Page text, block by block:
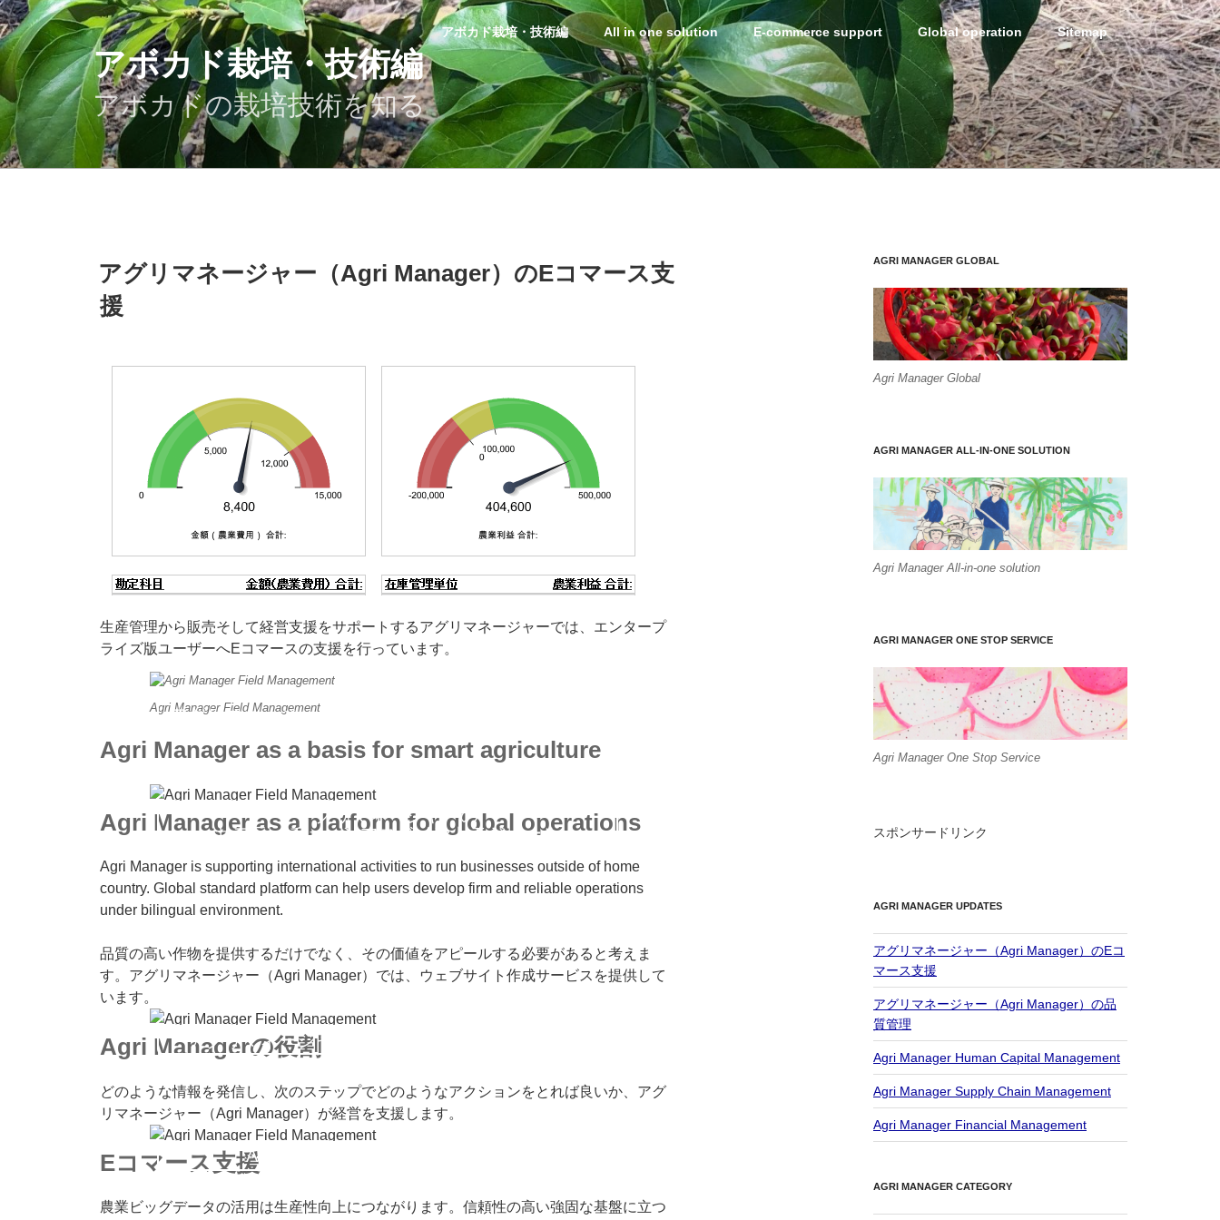
コ
ン
テ
ン
ツ
へ
ス
キ
アボカド栽培・技術編
アボカドの栽培技術を知る
アボカド栽培・技術編 All in one solution E-commerce support Global operation Sitemap
稿
アグリマネージャー（Agri Manager）のEコマース支
援
生産管理から販売そして経営支援をサポートするアグリマネージャーでは、エンタープ
ライズ版ユーザーへEコマースの支援を行っています。
Agri Manager Field Management
アグリマネージャーのオールインワンソリューション
Agri Manager as a basis for smart agriculture
アグリマネージャーの
サプライチェーンマネジメントモジュール
Agri Manager as a platform for global operations
Agri Manager is supporting international activities to run businesses outside of home
country. Global standard platform can help users develop firm and reliable operations
under bilingual environment.
品質の高い作物を提供するだけでなく、その価値をアピールする必要があると考えま
す。アグリマネージャー（Agri Manager）では、ウェブサイト作成サービスを提供して
います。
アグリマネージャーのウェブサイト作成サービス
Agri Managerの役割
どのような情報を発信し、次のステップでどのようなアクションをとれば良いか、アグ
リマネージャー（Agri Manager）が経営を支援します。
Agri Manager E-commerce support
Eコマース支援
農業ビッグデータの活用は生産性向上につながります。信頼性の高い強固な基盤に立つ
AGRI MANAGER GLOBAL
Agri Manager Global
AGRI MANAGER ALL-IN-ONE SOLUTION
Agri Manager All-in-one solution
AGRI MANAGER ONE STOP SERVICE
Agri Manager One Stop Service
スポンサードリンク
AGRI MANAGER UPDATES
アグリマネージャー（Agri Manager）のEコ
マース支援
アグリマネージャー（Agri Manager）の品
質管理
Agri Manager Human Capital Management
Agri Manager Supply Chain Management
Agri Manager Financial Management
AGRI MANAGER CATEGORY